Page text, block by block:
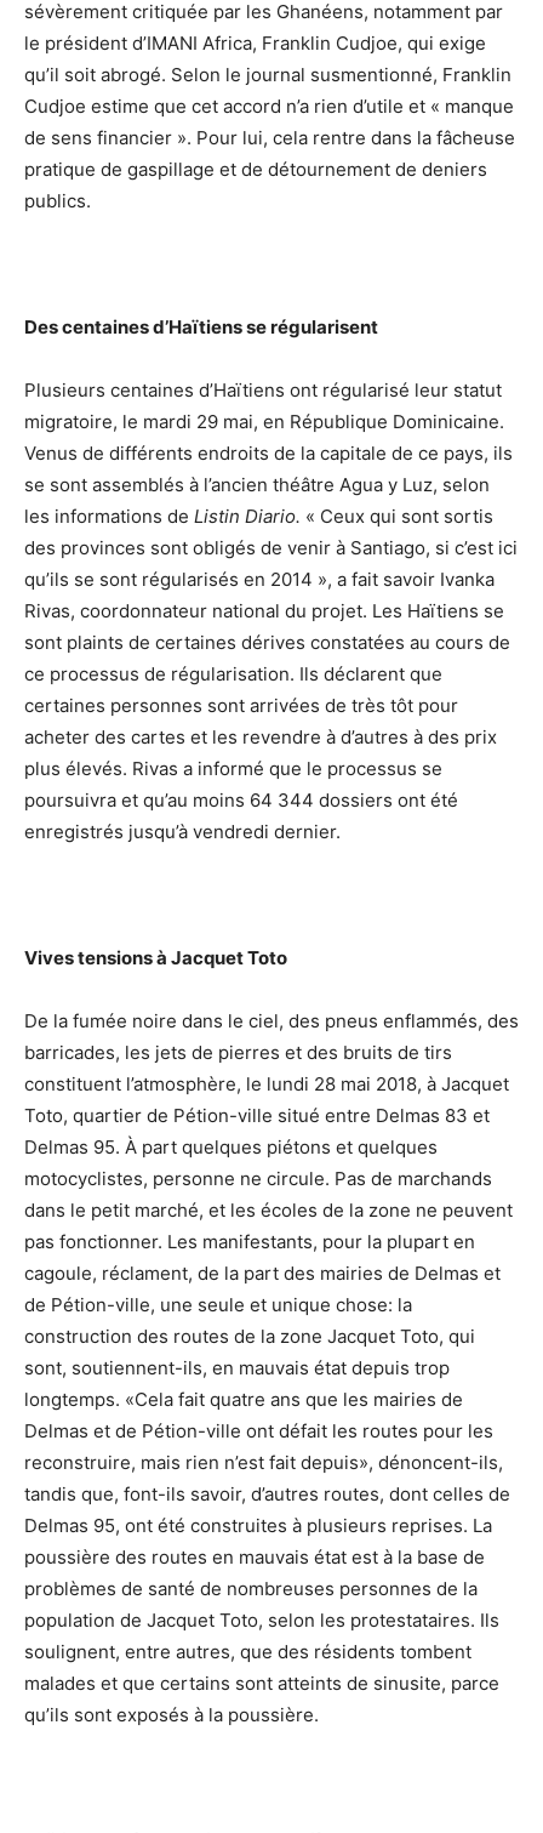
sévèrement critiquée par les Ghanéens, notamment par
le président d’IMANI Africa, Franklin Cudjoe, qui exige
qu’il soit abrogé. Selon le journal susmentionné, Franklin
Cudjoe estime que cet accord n’a rien d’utile et « manque
de sens financier ». Pour lui, cela rentre dans la fâcheuse
pratique de gaspillage et de détournement de deniers
publics.
Des centaines d’Haïtiens se régularisent
Plusieurs centaines d’Haïtiens ont régularisé leur statut
migratoire, le mardi 29 mai, en République Dominicaine.
Venus de différents endroits de la capitale de ce pays, ils
se sont assemblés à l’ancien théâtre Agua y Luz, selon
les informations de Listin Diario. « Ceux qui sont sortis
des provinces sont obligés de venir à Santiago, si c’est ici
qu’ils se sont régularisés en 2014 », a fait savoir Ivanka
Rivas, coordonnateur national du projet. Les Haïtiens se
sont plaints de certaines dérives constatées au cours de
ce processus de régularisation. Ils déclarent que
certaines personnes sont arrivées de très tôt pour
acheter des cartes et les revendre à d’autres à des prix
plus élevés. Rivas a informé que le processus se
poursuivra et qu’au moins 64 344 dossiers ont été
enregistrés jusqu’à vendredi dernier.
Vives tensions à Jacquet Toto
De la fumée noire dans le ciel, des pneus enflammés, des
barricades, les jets de pierres et des bruits de tirs
constituent l’atmosphère, le lundi 28 mai 2018, à Jacquet
Toto, quartier de Pétion-ville situé entre Delmas 83 et
Delmas 95. À part quelques piétons et quelques
motocyclistes, personne ne circule. Pas de marchands
dans le petit marché, et les écoles de la zone ne peuvent
pas fonctionner. Les manifestants, pour la plupart en
cagoule, réclament, de la part des mairies de Delmas et
de Pétion-ville, une seule et unique chose: la
construction des routes de la zone Jacquet Toto, qui
sont, soutiennent-ils, en mauvais état depuis trop
longtemps. «Cela fait quatre ans que les mairies de
Delmas et de Pétion-ville ont défait les routes pour les
reconstruire, mais rien n’est fait depuis», dénoncent-ils,
tandis que, font-ils savoir, d’autres routes, dont celles de
Delmas 95, ont été construites à plusieurs reprises. La
poussière des routes en mauvais état est à la base de
problèmes de santé de nombreuses personnes de la
population de Jacquet Toto, selon les protestataires. Ils
soulignent, entre autres, que des résidents tombent
malades et que certains sont atteints de sinusite, parce
qu’ils sont exposés à la poussière.